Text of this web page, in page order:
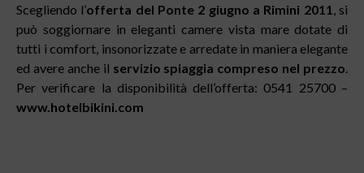
Scegliendo l’offerta del Ponte 2 giugno a Rimini 2011, si
può soggiornare in eleganti camere vista mare dotate di
tutti i comfort, insonorizzate e arredate in maniera elegante
ed avere anche il servizio spiaggia compreso nel prezzo.
Per verificare la disponibilità dell’offerta: 0541 25700 –
www.hotelbikini.com